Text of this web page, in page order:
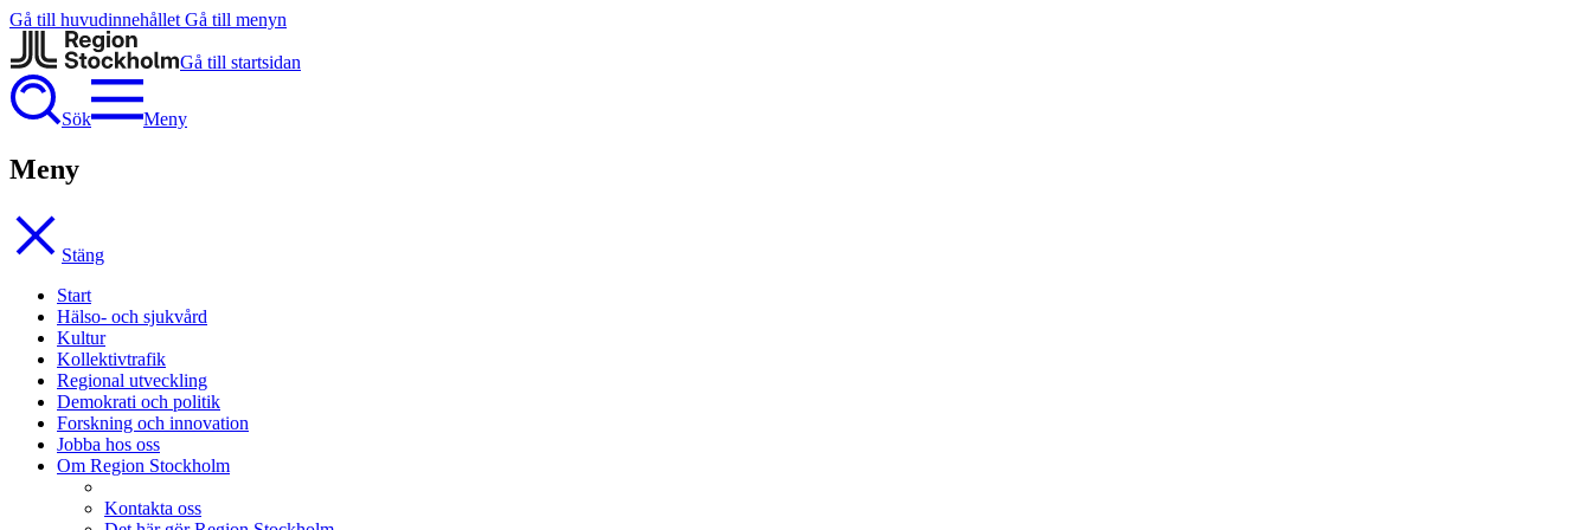
Gå till huvudinnehållet Gå till menyn
Gå till startsidan
Sök Meny
Meny
Stäng
Start
Hälso- och sjukvård
Kultur
Kollektivtrafik
Regional utveckling
Demokrati och politik
Forskning och innovation
Jobba hos oss
Om Region Stockholm
Kontakta oss